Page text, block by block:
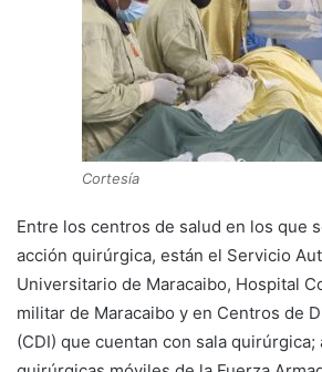
Cortesía
Entre los centros de salud en los que
acción quirúrgica, están el Servicio
Universitario de Maracaibo, Hospital
militar de Maracaibo y en Centros de
(CDI) que cuentan con sala quirúrgica;